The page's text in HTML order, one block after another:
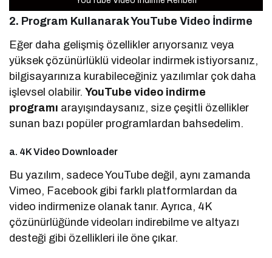
2. Program Kullanarak YouTube Video İndirme
Eğer daha gelişmiş özellikler arıyorsanız veya
yüksek çözünürlüklü videolar indirmek istiyorsanız,
bilgisayarınıza kurabileceğiniz yazılımlar çok daha
işlevsel olabilir.YouTube video indirme
programı arayışındaysanız, size çeşitli özellikler
sunan bazı popüler programlardan bahsedelim.
a. 4K Video Downloader
Bu yazılım, sadece YouTube değil, aynı zamanda
Vimeo, Facebook gibi farklı platformlardan da
video indirmenize olanak tanır. Ayrıca, 4K
çözünürlüğünde videoları indirebilme ve altyazı
desteği gibi özellikleri ile öne çıkar.